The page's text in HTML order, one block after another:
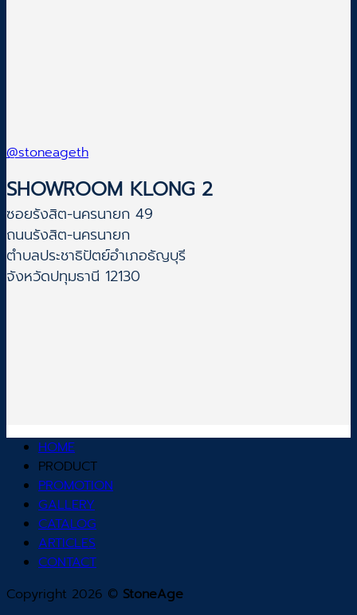
@stoneageth
SHOWROOM KLONG 2
ซอยรังสิต-นครนายก 49
ถนนรังสิต-นครนายก
ตำบลประชาธิปัตย์อำเภอธัญบุรี
จังหวัดปทุมธานี 12130
HOME
PRODUCT
PROMOTION
GALLERY
CATALOG
ARTICLES
CONTACT
Copyright 2026 © StoneAge